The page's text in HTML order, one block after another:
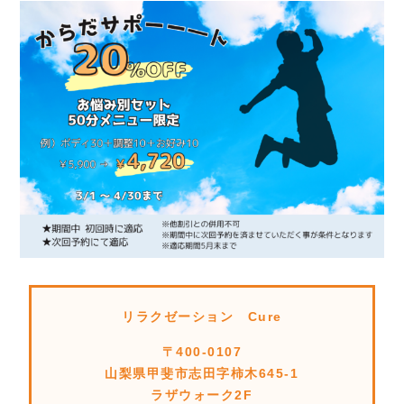
リラクゼーション Cure
〒400-0107
山梨県甲斐市志田字柿木645-1
ラザウォーク2F